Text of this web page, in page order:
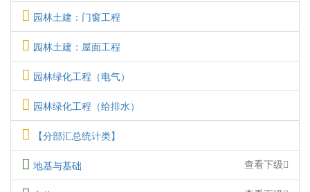
园林土建：门窗工程
园林土建：屋面工程
园林绿化工程（电气）
园林绿化工程（给排水）
【分部汇总统计类】
地基与基础 查看下级